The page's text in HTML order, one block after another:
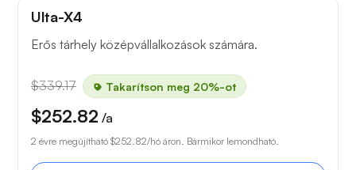
Ulta-X4
Erős tárhely középvállalkozások számára.
$339.17 Takarítson meg 20%-ot
$252.82 /a
2 évre megújítható $252.82/hó áron. Bármikor lemondható.